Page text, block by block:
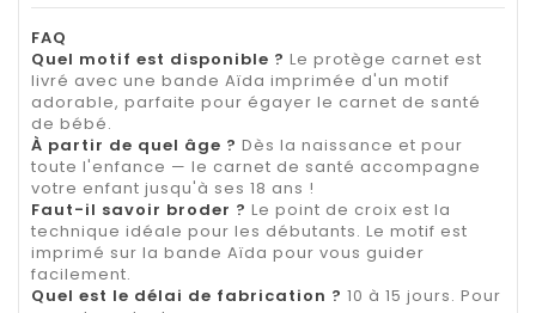
FAQ
Quel motif est disponible ? Le protège carnet est
livré avec une bande Aïda imprimée d'un motif
adorable, parfaite pour égayer le carnet de santé
de bébé.
À partir de quel âge ? Dès la naissance et pour
toute l'enfance — le carnet de santé accompagne
votre enfant jusqu'à ses 18 ans !
Faut-il savoir broder ? Le point de croix est la
technique idéale pour les débutants. Le motif est
imprimé sur la bande Aïda pour vous guider
facilement.
Quel est le délai de fabrication ? 10 à 15 jours. Pour